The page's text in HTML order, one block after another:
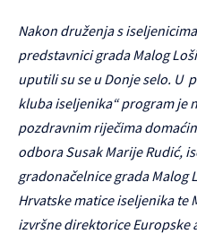
Nakon druženja s
predstavnici grada Malog
uputili su se u Donje selo. U
kluba iseljenika“ program je
pozdravnim riječima
odbora Susak Marije Rudić,
gradonačelnice grada Malog
Hrvatske matice iseljenika te
izvršne direktorice Europske